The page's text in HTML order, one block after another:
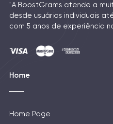
"A BoostGrams atende a
desde usuários individuais
com 5 anos de experiência
Home
Home Page